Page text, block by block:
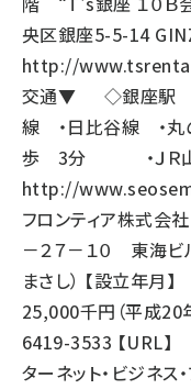
央区銀座5-5-14
http://
交通▼ ◇銀座
線 ・日比谷線
歩 3分 ・ＪＲ山
http://
フロンティア株式会
－２７－１０ 東海ビ
まさし） 【設立年月
25,000千円（平成
6419-3533 【
ターネット・ビジネス